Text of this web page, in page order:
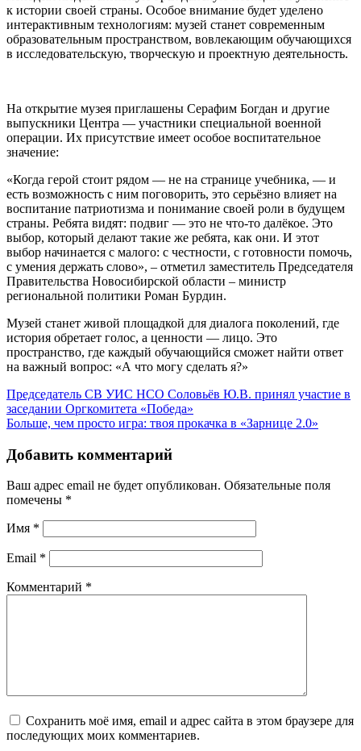
к истории своей страны. Особое внимание будет уделено
интерактивным технологиям: музей станет современным
образовательным пространством, вовлекающим обучающихся
в исследовательскую, творческую и проектную деятельность.
На открытие музея приглашены Серафим Богдан и другие
выпускники Центра — участники специальной военной
операции. Их присутствие имеет особое воспитательное
значение:
«Когда герой стоит рядом — не на странице учебника, — и
есть возможность с ним поговорить, это серьёзно влияет на
воспитание патриотизма и понимание своей роли в будущем
страны. Ребята видят: подвиг — это не что-то далёкое. Это
выбор, который делают такие же ребята, как они. И этот
выбор начинается с малого: с честности, с готовности помочь,
с умения держать слово», – отметил заместитель Председателя
Правительства Новосибирской области – министр
региональной политики Роман Бурдин.
Музей станет живой площадкой для диалога поколений, где
история обретает голос, а ценности — лицо. Это
пространство, где каждый обучающийся сможет найти ответ
на важный вопрос: «А что могу сделать я?»
Председатель СВ УИС НСО Соловьёв Ю.В. принял участие в
заседании Оргкомитета «Победа»
Больше, чем просто игра: твоя прокачка в «Зарнице 2.0»
Добавить комментарий
Ваш адрес email не будет опубликован. Обязательные поля
помечены *
Имя *
Email *
Комментарий *
Сохранить моё имя, email и адрес сайта в этом браузере для
последующих моих комментариев.